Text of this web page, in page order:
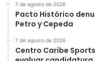
7 de agosto de 2026
Pacto Histórico
Petro y Cepeda
7 de agosto de 2026
Centro Caribe